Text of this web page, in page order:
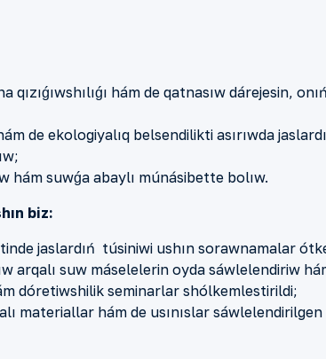
qızıǵıwshılıǵı hám de qatnasıw dárejesin,
de ekologiyalıq belsendilikti asırıwda
hám suwǵa abaylı múnásibette bolıw.
biz:
jaslardıń túsiniwi ushın sorawnamalar
arqalı suw máselelerin oyda sáwlelendiriw
dóretiwshilik seminarlar shólkemlestirildi;
materiallar hám de usınıslar